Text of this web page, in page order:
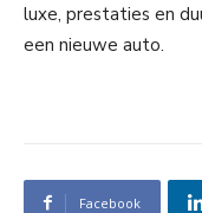
luxe, prestaties en
een nieuwe auto.
Facebook